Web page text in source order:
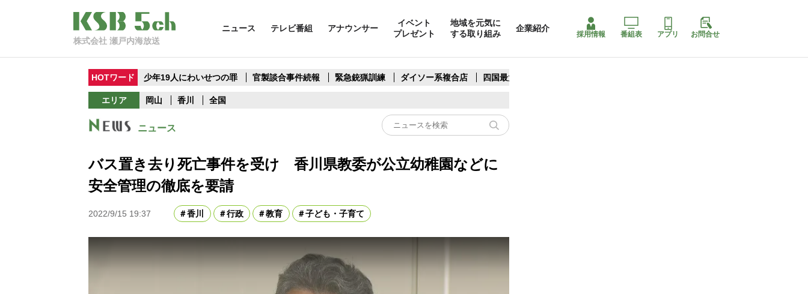
株式会社 瀬戸内海放送
ニュース テレビ番組 アナウンサー
イベント
プレゼント
地域を元気に
する取り組み
企業紹介
採用情報 番組表 アプリ お問合せ
HOTワード 少年19人にわいせつの罪 官製談合事件続報 緊急銃猟訓練 ダイソー系複合店 四国最大スリコ
エリア 岡山 香川 全国
ニュース
バス置き去り死亡事件を受け 香川県教委が公立幼稚園などに
安全管理の徹底を要請
2022/9/15 19:37 香川 行政 教育 子ども・子育て